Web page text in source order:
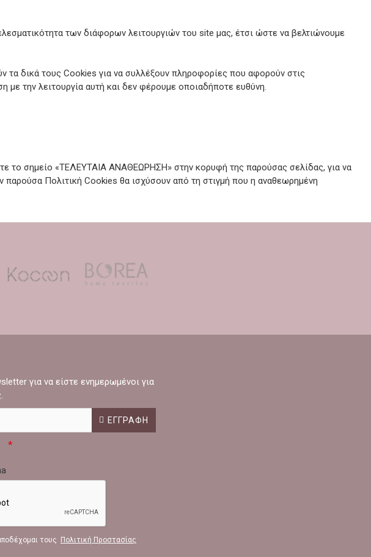
των διάφορων λειτουργιών του site μας, έτσι ώστε να βελτιώνουμε
τα δικά τους Cookies για να συλλέξουν πληροφορίες που αφορούν στις
την λειτουργία αυτή και δεν φέρουμε οποιαδήποτε ευθύνη.
το σημείο «ΤΕΛΕΥΤΑΙΑ ΑΝΑΘΕΩΡΗΣΗ» στην κορυφή της παρούσας σελίδας, για να
Πολιτική Cookies θα ισχύσουν από τη στιγμή που η αναθεωρημένη
για να είστε ενημερωμένοι για
ΕΓΓΡΑΦΉ
τους Πολιτική Προστασίας